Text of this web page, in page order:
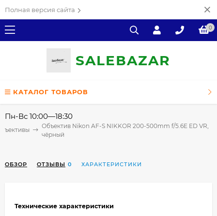
Полная версия сайта
0
SALEВAZAR
КАТАЛОГ ТОВАРОВ
Пн-Вс 10:00—18:30
Объектив Nikon AF-S NIKKOR 200-500mm f/5.6E ED VR,
чёрный
ОБЗОР ОТЗЫВЫ 0 ХАРАКТЕРИСТИКИ
Технические характеристики